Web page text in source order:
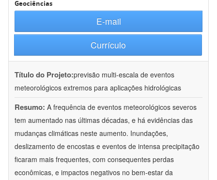
Geociências
E-mail
Currículo
Título do Projeto:previsão multi-escala de eventos
meteorológicos extremos para aplicações hidrológicas
Resumo: A frequência de eventos meteorológicos severos
tem aumentado nas últimas décadas, e há evidências das
mudanças climáticas neste aumento. Inundações,
deslizamento de encostas e eventos de intensa precipitação
ficaram mais frequentes, com consequentes perdas
econômicas, e impactos negativos no bem-estar da